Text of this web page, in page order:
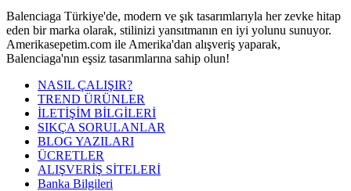
Balenciaga Türkiye'de, modern ve şık tasarımlarıyla her zevke hitap
eden bir marka olarak, stilinizi yansıtmanın en iyi yolunu sunuyor.
Amerikasepetim.com ile Amerika'dan alışveriş yaparak,
Balenciaga'nın eşsiz tasarımlarına sahip olun!
NASIL ÇALIŞIR?
TREND ÜRÜNLER
İLETİŞİM BİLGİLERİ
SIKÇA SORULANLAR
BLOG YAZILARI
ÜCRETLER
ALIŞVERİŞ SİTELERİ
Banka Bilgileri